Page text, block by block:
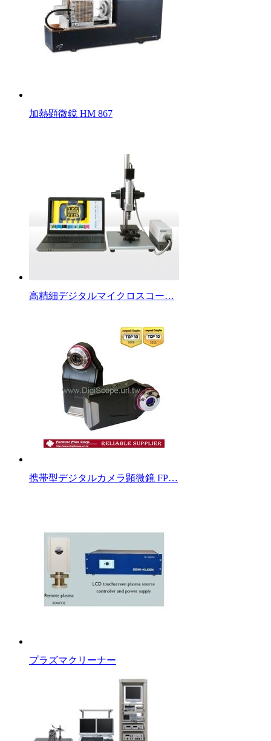
加熱顕微鏡 HM 867
高精細デジタルマイクロスコー…
携帯型デジタルカメラ顕微鏡 FP…
プラズマクリーナー